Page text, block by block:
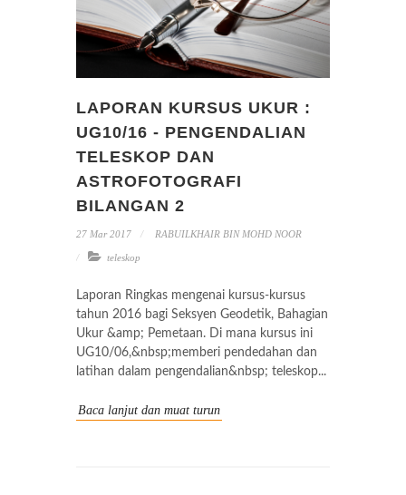
LAPORAN KURSUS UKUR :
UG10/16 - PENGENDALIAN
TELESKOP DAN
ASTROFOTOGRAFI
BILANGAN 2
27 Mar 2017 RABUILKHAIR BIN MOHD NOOR
teleskop
Laporan Ringkas mengenai kursus-kursus
tahun 2016 bagi Seksyen Geodetik, Bahagian
Ukur &amp; Pemetaan. Di mana kursus ini
UG10/06,&nbsp;memberi pendedahan dan
latihan dalam pengendalian&nbsp; teleskop...
Baca lanjut dan muat turun